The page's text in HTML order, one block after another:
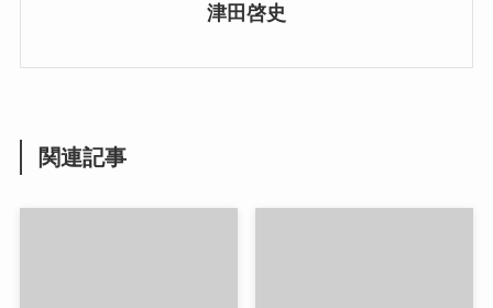
津田啓史
関連記事